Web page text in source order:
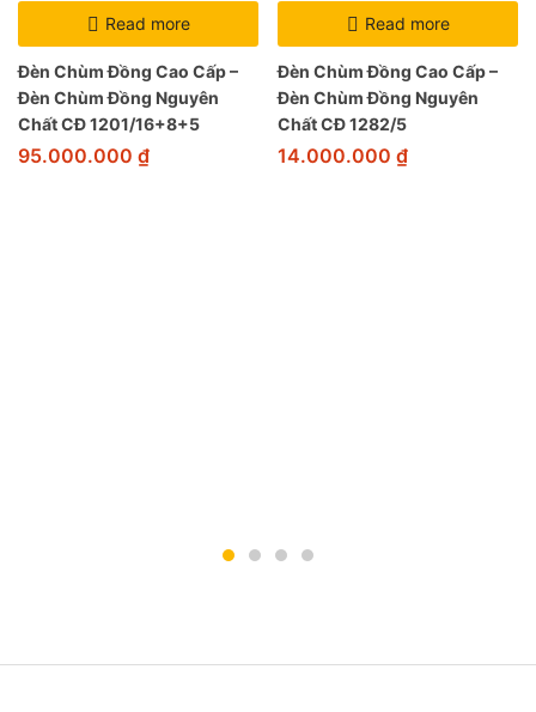
Read more
Đèn Chùm Đồng Cao Cấp –
Đèn Chùm Đồng Nguyên
Chất CĐ 1201/16+8+5
95.000.000 ₫
Read more
Đèn Chùm Đồng Cao Cấp –
Đèn Chùm Đồng Nguyên
Chất CĐ 1282/5
14.000.000 ₫